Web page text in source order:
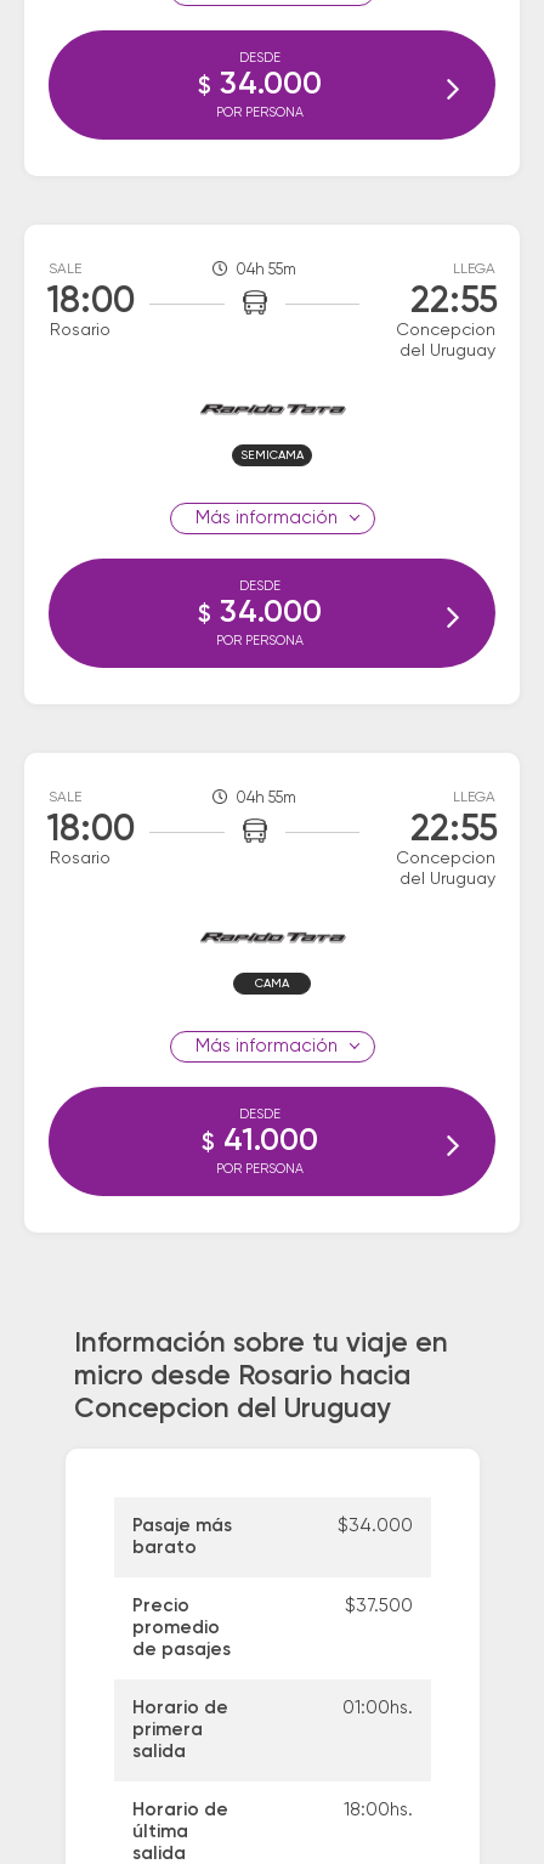
DESDE
$ 34.000
POR PERSONA
SALE
18:00
Rosario
04h 55m LLEGA
22:55
Concepcion
del Uruguay
SEMICAMA
información
DESDE
$ 34.000
POR PERSONA
SALE
18:00
Rosario
04h 55m LLEGA
22:55
Concepcion
del Uruguay
CAMA
información
DESDE
$ 41.000
POR PERSONA
Información sobre tu viaje en
micro desde Rosario hacia
Concepcion del Uruguay
Pasaje más
barato
$34.000
Precio
promedio
de pasajes
$37.500
Horario de
primera
salida
01:00hs.
Horario de
última
salida
18:00hs.